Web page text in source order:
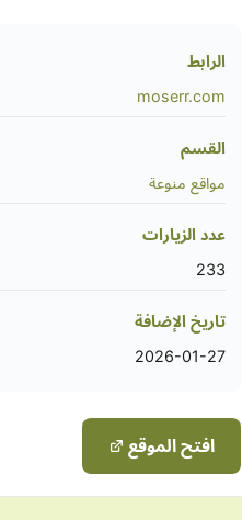
الرابط
moserr.com
القسم
مواقع منوعة
عدد الزيارات
233
تاريخ الإضافة
2026-01-27
افتح الموقع